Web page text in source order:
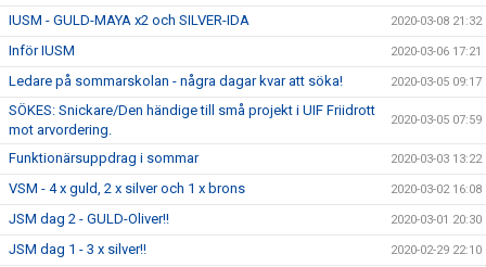
IUSM - GULD-MAYA x2 och SILVER-IDA 2020-03-08 21:32
Inför IUSM 2020-03-06 17:21
Ledare på sommarskolan - några dagar kvar att söka! 2020-03-05 09:17
SÖKES: Snickare/Den händige till små projekt i UIF Friidrott
mot arvordering.
2020-03-05 07:59
Funktionärsuppdrag i sommar 2020-03-03 13:22
VSM - 4 x guld, 2 x silver och 1 x brons 2020-03-02 16:08
JSM dag 2 - GULD-Oliver!! 2020-03-01 20:30
JSM dag 1 - 3 x silver!! 2020-02-29 22:10